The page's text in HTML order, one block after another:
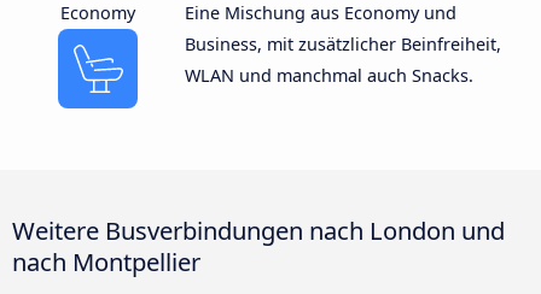
Economy
Eine Mischung aus Economy und
Business, mit zusätzlicher Beinfreiheit,
WLAN und manchmal auch Snacks.
Weitere Busverbindungen nach London und
nach Montpellier